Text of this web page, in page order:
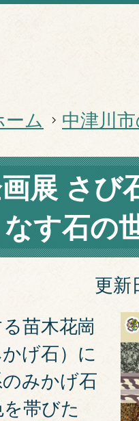
ーム 中津川
展 さ
なす石の
更新
苗木花崗
げ石）に
みかげ石
帯びた